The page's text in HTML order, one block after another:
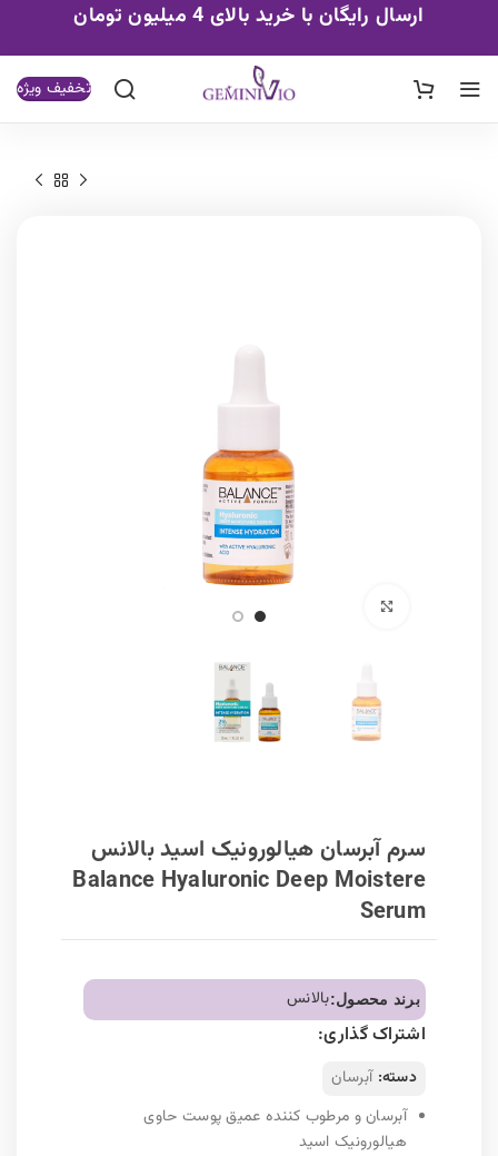
ارسال رایگان با خرید بالای 4 میلیون تومان
تخفیف ویژه
برای بزرگنمایی کلیک کنید
سرم آبرسان هیالورونیک اسید بالانس
Balance Hyaluronic Deep Moistere
Serum
برند محصول:بالانس
اشتراک گذاری:
دسته: آبرسان
آبرسان و مرطوب کننده عمیق پوست حاوی
هیالورونیک اسید